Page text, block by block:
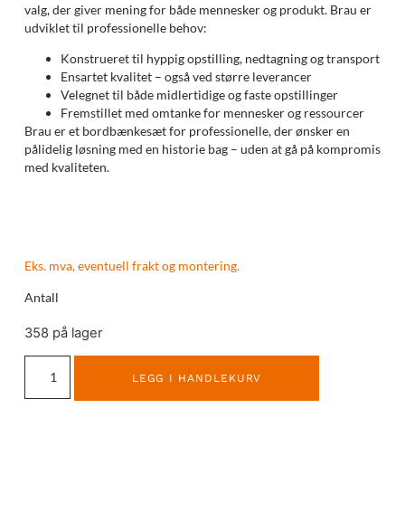
valg, der giver mening for både mennesker og produkt. Brau er
udviklet til professionelle behov:
Konstrueret til hyppig opstilling, nedtagning og transport
Ensartet kvalitet – også ved større leverancer
Velegnet til både midlertidige og faste opstillinger
Fremstillet med omtanke for mennesker og ressourcer
Brau er et bordbænkesæt for professionelle, der ønsker en
pålidelig løsning med en historie bag – uden at gå på kompromis
med kvaliteten.
Eks. mva, eventuell frakt og montering.
Antall
358 på lager
LEGG I HANDLEKURV